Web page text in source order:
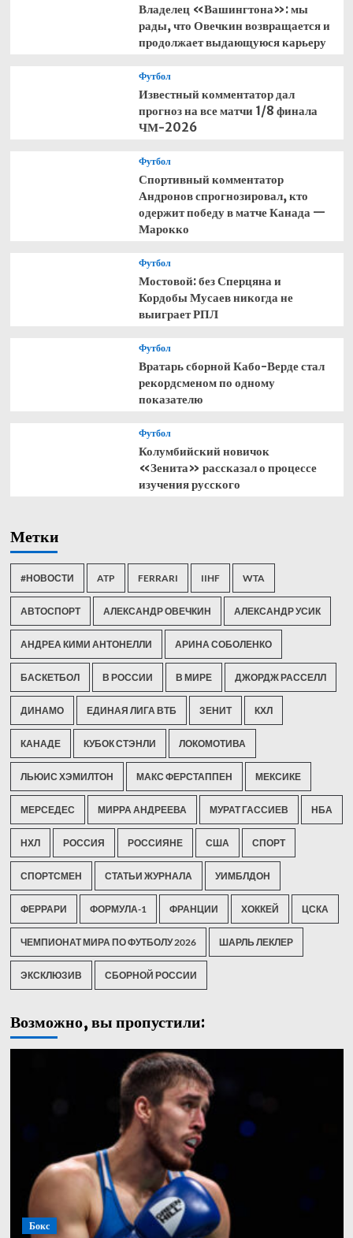
Владелец «Вашингтона»: мы
рады, что Овечкин возвращается и
продолжает выдающуюся карьеру
Футбол
Известный комментатор дал
прогноз на все матчи 1/8 финала
ЧМ-2026
Футбол
Спортивный комментатор
Андронов спрогнозировал, кто
одержит победу в матче Канада —
Марокко
Футбол
Мостовой: без Сперцяна и
Кордобы Мусаев никогда не
выиграет РПЛ
Футбол
Вратарь сборной Кабо-Верде стал
рекордсменом по одному
показателю
Футбол
Колумбийский новичок
«Зенита» рассказал о процессе
изучения русского
Метки
#НОВОСТИ ATP FERRARI IIHF WTA
АВТОСПОРТ АЛЕКСАНДР ОВЕЧКИН АЛЕКСАНДР УСИК
АНДРЕА КИМИ АНТОНЕЛЛИ АРИНА СОБОЛЕНКО
БАСКЕТБОЛ В РОССИИ В МИРЕ ДЖОРДЖ РАССЕЛЛ
ДИНАМО ЕДИНАЯ ЛИГА ВТБ ЗЕНИТ КХЛ
КАНАДЕ КУБОК СТЭНЛИ ЛОКОМОТИВА
ЛЬЮИС ХЭМИЛТОН МАКС ФЕРСТАППЕН МЕКСИКЕ
МЕРСЕДЕС МИРРА АНДРЕЕВА МУРАТ ГАССИЕВ НБА
НХЛ РОССИЯ РОССИЯНЕ США СПОРТ
СПОРТСМЕН СТАТЬИ ЖУРНАЛА УИМБЛДОН
ФЕРРАРИ ФОРМУЛА-1 ФРАНЦИИ ХОККЕЙ ЦСКА
ЧЕМПИОНАТ МИРА ПО ФУТБОЛУ 2026 ШАРЛЬ ЛЕКЛЕР
ЭКСКЛЮЗИВ СБОРНОЙ РОССИИ
Возможно, вы пропустили:
Бокс